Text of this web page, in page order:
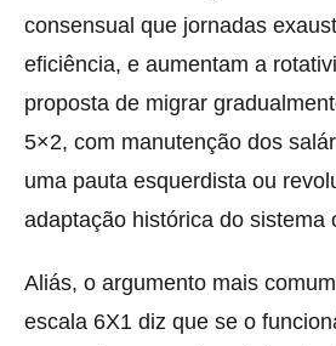
consensual que jornadas
eficiência, e aumentam a
proposta de migrar
5×2, com manutenção dos
uma pauta esquerdista ou
adaptação histórica do sistema
Aliás, o argumento mais
escala 6X1 diz que se o